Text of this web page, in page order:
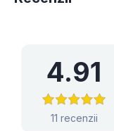
4.91
11 recenzii